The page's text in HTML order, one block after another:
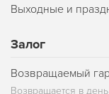
Выходные и
Залог
Возвращаемый
Возвращается в